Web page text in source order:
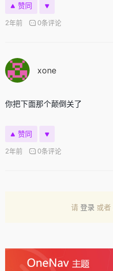
赞同
2年前 0条评论
xone
你把下面那个颠倒关了
赞同
2年前 0条评论
请 登录 或者